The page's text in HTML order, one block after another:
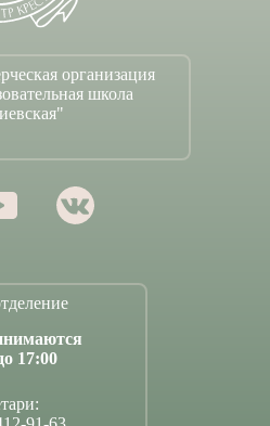
организация
школа
17:00